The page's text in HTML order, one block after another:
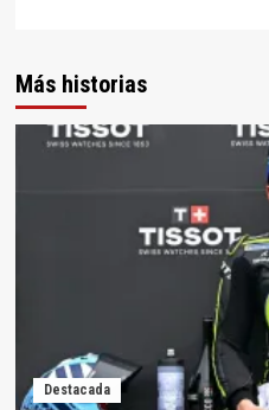
Más historias
Destacada